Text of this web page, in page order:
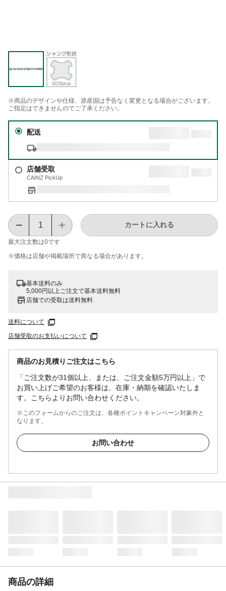
※商品のデザインや仕様、原産国は予告なく変更となる場合がございます。
ご指定はできませんのでご了承ください。
配送
店舗受取
CAINZ PickUp
最大注文数は0です
カートに入れる
※価格は​店舗や​掲載場所で​異なる​場合が​あります。
基本送料のみ
5,000円以上ご注文で基本送料無料
店舗での受取は送料無料
送料について
店舗受取のお支払いについて
商品のお見積りご注文はこちら
「ご注文数が31個以上、または、ご注文金額5万円以上」で
お買い上げご希望のお客様は、在庫・納期を確認いたしま
す。こちらよりお問い合わせください。
※このフォームからのご注文は、各種ポイントキャンペーン対象外と
なります。
お問い合わせ
商品の詳細